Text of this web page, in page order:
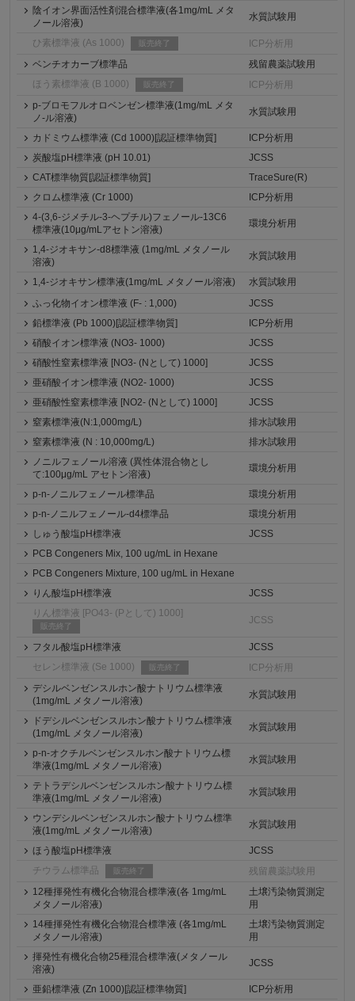
陰イオン界面活性剤混合標準液(各1mg/mL メタ
ノール溶液)
水質試験用
ひ素標準液 (As 1000) 販売終了
ICP分析用
ベンチオカーブ標準品
残留農薬試験用
ほう素標準液 (B 1000)
販売終了
ICP分析用
p-ブロモフルオロベンゼン標準液(1mg/mL メタ
ノ-ル溶液)
水質試験用
カドミウム標準液 (Cd 1000)[認証標準物質]
ICP分析用
炭酸塩pH標準液 (pH 10.01)
JCSS
CAT標準物質[認証標準物質]
TraceSure(R)
クロム標準液 (Cr 1000)
ICP分析用
4-(3,6-ジメチル-3-ヘプチル)フェノール-13C6
標準液(10μg/mLアセトン溶液)
環境分析用
1,4-ジオキサン-d8標準液 (1mg/mL メタノール
溶液)
水質試験用
1,4-ジオキサン標準液(1mg/mL メタノール溶液)
水質試験用
ふっ化物イオン標準液 (F- : 1,000)
JCSS
鉛標準液 (Pb 1000)[認証標準物質]
ICP分析用
硝酸イオン標準液 (NO3- 1000)
JCSS
硝酸性窒素標準液 [NO3- (Nとして) 1000]
JCSS
亜硝酸イオン標準液 (NO2- 1000)
JCSS
亜硝酸性窒素標準液 [NO2- (Nとして) 1000]
JCSS
窒素標準液(N:1,000mg/L)
排水試験用
窒素標準液 (N : 10,000mg/L)
排水試験用
ノニルフェノール溶液 (異性体混合物とし
て:100μg/mL アセトン溶液)
環境分析用
p-n-ノニルフェノール標準品
環境分析用
p-n-ノニルフェノール-d4標準品
環境分析用
しゅう酸塩pH標準液
JCSS
PCB Congeners Mix, 100 ug/mL in Hexane
PCB Congeners Mixture, 100 ug/mL in Hexane
りん酸塩pH標準液
JCSS
りん標準液 [PO43- (Pとして) 1000]
販売終了
JCSS
フタル酸塩pH標準液
JCSS
セレン標準液 (Se 1000)
販売終了
ICP分析用
デシルベンゼンスルホン酸ナトリウム標準液
(1mg/mL メタノール溶液)
水質試験用
ドデシルベンゼンスルホン酸ナトリウム標準液
(1mg/mL メタノール溶液)
水質試験用
p-n-オクチルベンゼンスルホン酸ナトリウム標
準液(1mg/mL メタノール溶液)
水質試験用
テトラデシルベンゼンスルホン酸ナトリウム標
準液(1mg/mL メタノール溶液)
水質試験用
ウンデシルベンゼンスルホン酸ナトリウム標準
液(1mg/mL メタノール溶液)
水質試験用
ほう酸塩pH標準液
JCSS
チウラム標準品
販売終了
残留農薬試験用
12種揮発性有機化合物混合標準液(各 1mg/mL
メタノール溶液)
土壌汚染物質測定
用
14種揮発性有機化合物混合標準液 (各1mg/mL
メタノール溶液)
土壌汚染物質測定
用
揮発性有機化合物25種混合標準液(メタノール
溶液)
JCSS
亜鉛標準液 (Zn 1000)[認証標準物質]
ICP分析用